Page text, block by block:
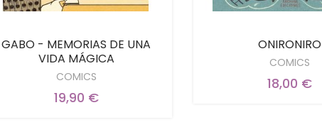
GABO - MEMORIAS DE UNA
VIDA MÁGICA
COMICS
19,90 €
ONIRONIRO
COMICS
18,00 €